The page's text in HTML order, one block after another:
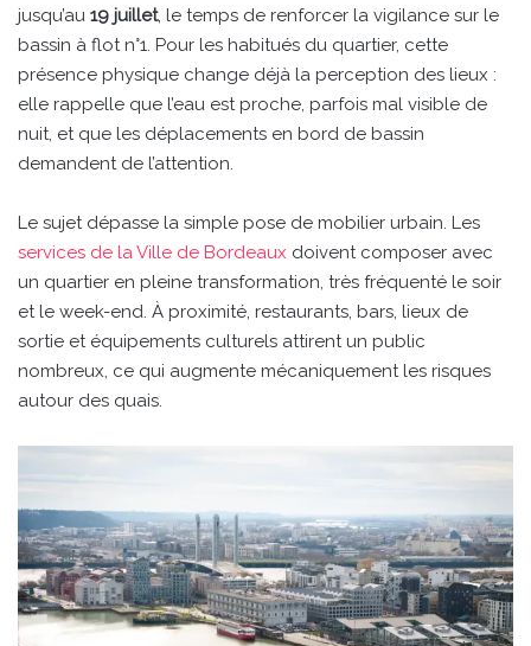
jusqu’au 19 juillet, le temps de renforcer la vigilance sur le
bassin à flot n°1. Pour les habitués du quartier, cette
présence physique change déjà la perception des lieux :
elle rappelle que l’eau est proche, parfois mal visible de
nuit, et que les déplacements en bord de bassin
demandent de l’attention.
Le sujet dépasse la simple pose de mobilier urbain. Les
services de la Ville de Bordeaux doivent composer avec
un quartier en pleine transformation, très fréquenté le soir
et le week-end. À proximité, restaurants, bars, lieux de
sortie et équipements culturels attirent un public
nombreux, ce qui augmente mécaniquement les risques
autour des quais.